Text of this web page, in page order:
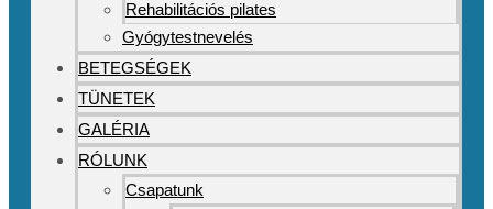
Rehabilitációs pilates
Gyógytestnevelés
BETEGSÉGEK
TÜNETEK
GALÉRIA
RÓLUNK
Csapatunk